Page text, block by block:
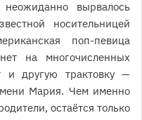
вырвалось
носительницей
поп-певица
на многочисленных
и другую трактовку —
Мария. Чем именно
остаётся только